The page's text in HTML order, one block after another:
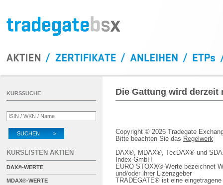
Die Gattung wird derzeit
Copyright © 2026 Tradegate
Bitte beachten Sie das Regelwerk
DAX®, MDAX®, TecDAX® und
Index GmbH
EURO STOXX®-Werte bezeichnet
und/oder ihrer Lizenzgeber
TRADEGATE® ist eine
KURSSUCHE
SUCHEN >
KURSLISTEN AKTIEN
DAX®-WERTE
MDAX®-WERTE